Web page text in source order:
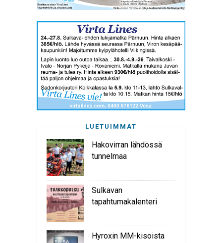
LUETUIMMAT
Hakovirran lähdössä
tunnelmaa
Sulkavan
tapahtumakalenteri
Hyroxin MM-kisoista